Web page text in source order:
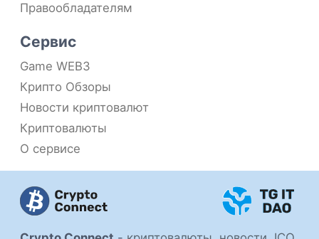
Правообладателям
Сервис
Game WEB3
Крипто Обзоры
Новости криптовалют
Криптовалюты
О сервисе